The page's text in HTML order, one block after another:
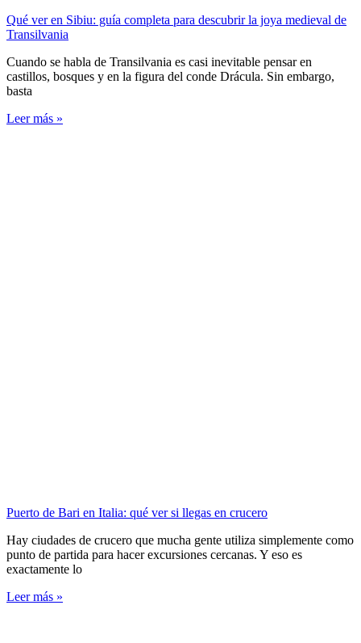
Qué ver en Sibiu: guía completa para descubrir la joya medieval de
Transilvania
Cuando se habla de Transilvania es casi inevitable pensar en
castillos, bosques y en la figura del conde Drácula. Sin embargo,
basta
Leer más »
Puerto de Bari en Italia: qué ver si llegas en crucero
Hay ciudades de crucero que mucha gente utiliza simplemente como
punto de partida para hacer excursiones cercanas. Y eso es
exactamente lo
Leer más »